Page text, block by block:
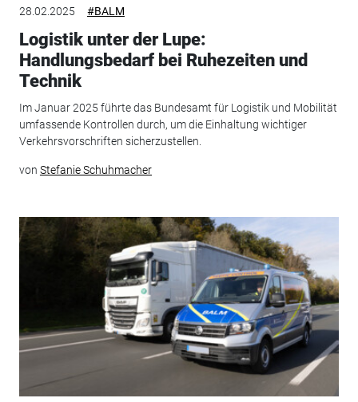
28.02.2025 #BALM
Logistik unter der Lupe:
Handlungsbedarf bei Ruhezeiten und
Technik
Im Januar 2025 führte das Bundesamt für Logistik und Mobilität
umfassende Kontrollen durch, um die Einhaltung wichtiger
Verkehrsvorschriften sicherzustellen.
von Stefanie Schuhmacher